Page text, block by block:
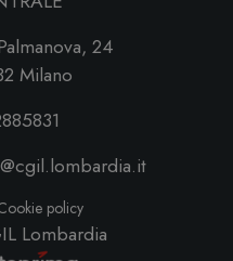
24
Milano
policy
Lombardia